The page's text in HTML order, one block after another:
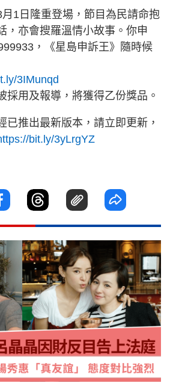
月1日隆重登場，節目為民請命抱
，亦會搜羅溫情小故事。你申
，《星島申訴王》隨時候
3IMunqd
採用及報導，將獲得乙份獎品。
已推出最新版本，請立即更新，
bit.ly/3yLrgYZ